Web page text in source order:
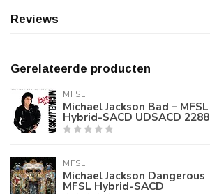
Reviews
Gerelateerde producten
MFSL
Michael Jackson Bad – MFSL
Hybrid-SACD UDSACD 2288
MFSL
Michael Jackson Dangerous
MFSL Hybrid-SACD